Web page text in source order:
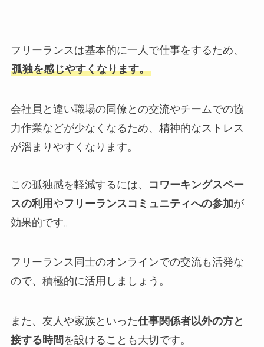
フリーランスは基本的に一人で仕事をするため、
孤独を感じやすくなります。
会社員と違い職場の同僚との交流やチームでの協
力作業などが少なくなるため、精神的なストレス
が溜まりやすくなります。
この孤独感を軽減するには、
コワーキングスペー
スの利用やフリーランスコミュニティへの参加が
効果的です。
フリーランス同士のオンラインでの交流も活発な
ので、積極的に活用しましょう。
また、友人や家族といった仕事関係者以外の方と
接する時間 を設けることも大切です。